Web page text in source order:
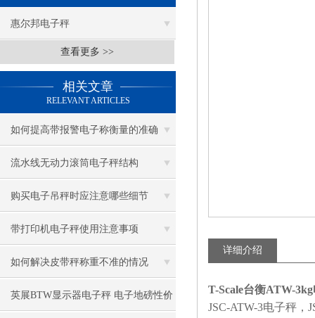
惠尔邦电子秤
查看更多 >>
相关文章
RELEVANT ARTICLES
如何提高带报警电子称衡量的准确
度？
流水线无动力滚筒电子秤结构
购买电子吊秤时应注意哪些细节
带打印机电子秤使用注意事项
如何解决皮带秤称重不准的情况
英展BTW显示器电子秤 电子地磅性价
详细介绍
T-Scale台衡ATW-
JSC-ATW-3电子秤，